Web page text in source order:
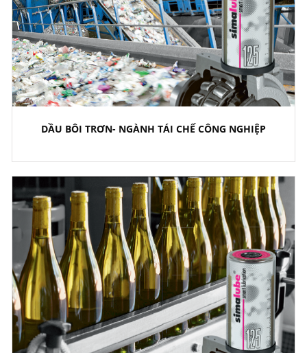
DẦU BÔI TRƠN- NGÀNH TÁI CHẾ CÔNG NGHIỆP